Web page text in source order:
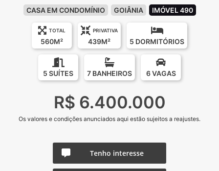
CASA EM CONDOMÍNIO GOIÂNIA IMÓVEL 490
TOTAL
560M²
PRIVATIVA
439M² 5 DORMITÓRIOS
5 SUÍTES 7 BANHEIROS 6 VAGAS
R$ 6.400.000
Os valores e condições anunciados aqui estão sujeitos a reajustes.
Tenho interesse